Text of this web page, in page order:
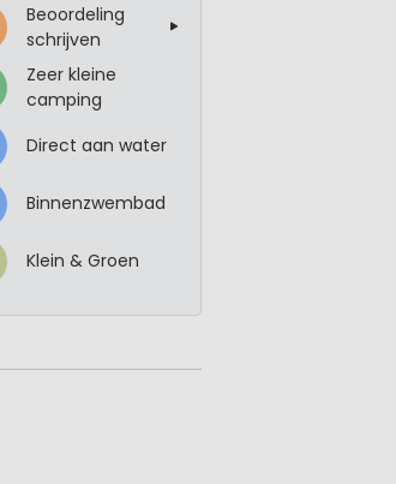
Beoordeling
schrijven
Zeer kleine
camping
Direct aan water
Binnenzwembad
Klein & Groen